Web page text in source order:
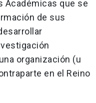
Académicas que se
de sus
organización (u
en el Reino